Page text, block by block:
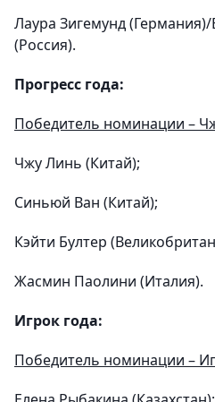
Лаура Зигемунд
(Россия).
Прогресс года:
Победитель номинации –
Чжу Линь (Китай);
Синьюй Ван (Китай);
Кэйти Бултер
Жасмин Паолини (Италия).
Игрок года:
Победитель номинации –